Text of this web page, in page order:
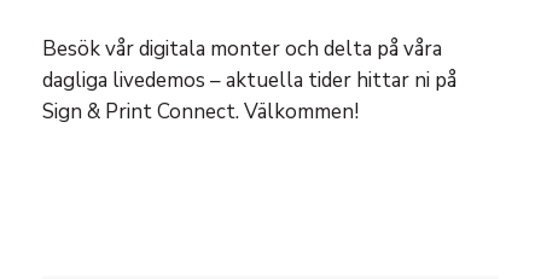
Besök vår digitala monter och delta på våra
dagliga livedemos – aktuella tider hittar ni på
Sign & Print Connect. Välkommen!